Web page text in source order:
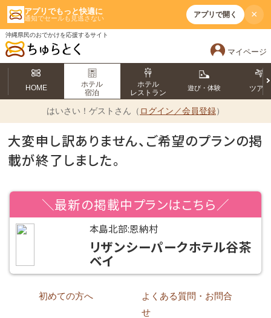
アプリでもっと快適に
通知でセールも見逃さない アプリで開く ×
沖縄県民のおでかけを応援するサイト
マイページ
HOME
ホテル
宿泊
ホテル
レストラン
遊び・体験 ツアー
はいさい！ ゲストさん（ ログイン／会員登録）
大変申し訳ありません、ご希望のプランの掲
載が終了しました。
＼最新の掲載中プランはこちら／
本島北部:恩納村
リザンシーパークホテル谷茶
ベイ
初めての方へ
よくある質問・お問合
せ